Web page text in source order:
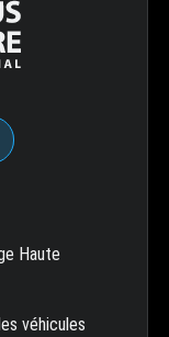
Haute
véhicules